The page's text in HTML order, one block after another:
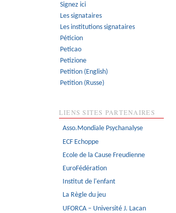
Signez ici
Les signataires
Les institutions signataires
Péticion
Peticao
Petizione
Petition (English)
Petition (Russe)
LIENS SITES PARTENAIRES
Asso.Mondiale Psychanalyse
ECF Echoppe
Ecole de la Cause Freudienne
EuroFédération
Institut de l'enfant
La Règle du jeu
UFORCA – Université J. Lacan